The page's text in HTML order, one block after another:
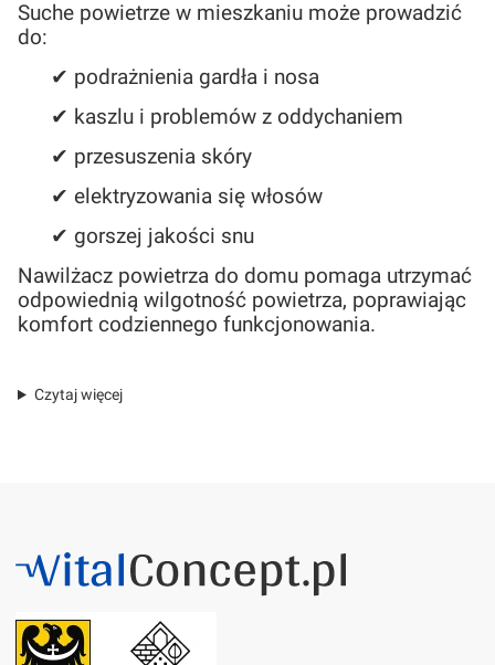
Suche powietrze w mieszkaniu może prowadzić
do:
✔ podrażnienia gardła i nosa
✔ kaszlu i problemów z oddychaniem
✔ przesuszenia skóry
✔ elektryzowania się włosów
✔ gorszej jakości snu
Nawilżacz powietrza do domu pomaga utrzymać
odpowiednią wilgotność powietrza, poprawiając
komfort codziennego funkcjonowania.
Czytaj więcej